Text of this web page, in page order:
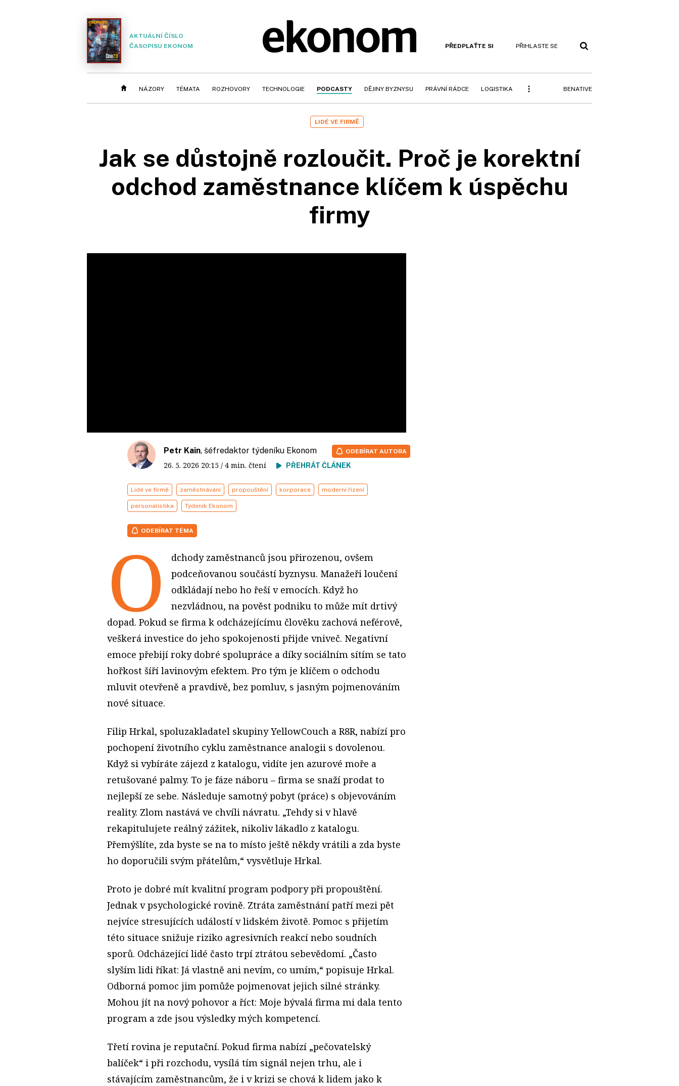
AKTUÁLNÍ ČÍSLO
ČASOPISU EKONOM
PŘEDPLAŤTE SI PŘIHLASTE SE
NÁZORY TÉMATA ROZHOVORY TECHNOLOGIE PODCASTY DĚJINY BYZNYSU PRÁVNÍ RÁDCE LOGISTIKA BENATIVE
LIDÉ VE FIRMĚ
Jak se důstojně rozloučit. Proč je korektní
odchod zaměstnance klíčem k úspěchu
firmy
Petr Kain, šéfredaktor týdeníku Ekonom
26. 5. 2026 20:15 / 4 min. čtení PŘEHRÁT ČLÁNEK
ODEBÍRAT AUTORA
Lidé ve firmě zaměstnávání propouštění korporace moderní řízení
personalistika Týdeník Ekonom
ODEBÍRAT TÉMA
O
dchody zaměstnanců jsou přirozenou, ovšem
podceňovanou součástí byznysu. Manažeři loučení
odkládají nebo ho řeší v emocích. Když ho
nezvládnou, na pověst podniku to může mít drtivý
dopad. Pokud se firma k odcházejícímu člověku zachová neférově,
veškerá investice do jeho spokojenosti přijde vniveč. Negativní
emoce přebijí roky dobré spolupráce a díky sociálním sítím se tato
hořkost šíří lavinovým efektem. Pro tým je klíčem o odchodu
mluvit otevřeně a pravdivě, bez pomluv, s jasným pojmenováním
nové situace.
Filip Hrkal, spoluzakladatel skupiny YellowCouch a R8R, nabízí pro
pochopení životního cyklu zaměstnance analogii s dovolenou.
Když si vybíráte zájezd z katalogu, vidíte jen azurové moře a
retušované palmy. To je fáze náboru – firma se snaží prodat to
nejlepší ze sebe. Následuje samotný pobyt (práce) s objevováním
reality. Zlom nastává ve chvíli návratu. „Tehdy si v hlavě
rekapitulujete reálný zážitek, nikoliv lákadlo z katalogu.
Přemýšlíte, zda byste se na to místo ještě někdy vrátili a zda byste
ho doporučili svým přátelům,“ vysvětluje Hrkal.
Proto je dobré mít kvalitní program podpory při propouštění.
Jednak v psychologické rovině. Ztráta zaměstnání patří mezi pět
nejvíce stresujících událostí v lidském životě. Pomoc s přijetím
této situace snižuje riziko agresivních reakcí nebo soudních
sporů. Odcházející lidé často trpí ztrátou sebevědomí. „Často
slyším lidi říkat: Já vlastně ani nevím, co umím,“ popisuje Hrkal.
Odborná pomoc jim pomůže pojmenovat jejich silné stránky.
Mohou jít na nový pohovor a říct: Moje bývalá firma mi dala tento
program a zde jsou výsledky mých kompetencí.
Třetí rovina je reputační. Pokud firma nabízí „pečovatelský
balíček“ i při rozchodu, vysílá tím signál nejen trhu, ale i
stávajícím zaměstnancům, že i v krizi se chová k lidem jako k